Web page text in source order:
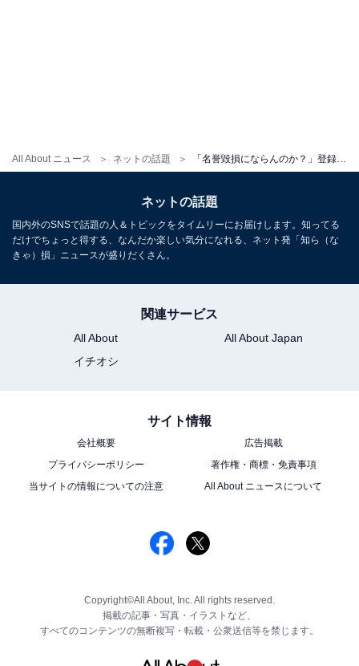
All About ニュース ネットの話題
ネットの話題
国内外のSNSで話題の人＆トピックをタイムリーにお届けします。知ってる
だけでちょっと得する、なんだか楽しい気分になれる、ネット発「知ら（な
きゃ）損」ニュースが盛りだくさん。
関連サービス
All About
All About Japan
イチオシ
サイト情報
会社概要
広告掲載
プライバシーポリシー
著作権・商標・免責事項
当サイトの情報についての注意
All About ニュースについて
Copyright©All About, Inc. All rights reserved.
掲載の記事・写真・イラストなど、
すべてのコンテンツの無断複写・転載・公衆送信等を禁じます。